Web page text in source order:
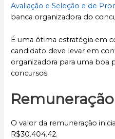
Avaliação e Seleção e de
banca organizadora do
É uma ótima estratégia em
candidato deve levar em
organizadora para uma boa
concursos.
O valor da remuneração
R$30.404.42.